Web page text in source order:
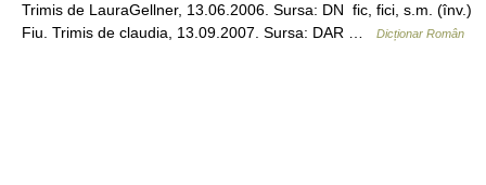
Trimis de LauraGellner, 13.06.2006. Sursa: DN fic, fici, s.m. (înv.)
Fiu. Trimis de claudia, 13.09.2007. Sursa: DAR …
Dicționar Român